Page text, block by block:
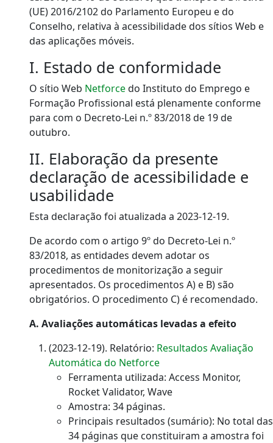
(UE) 2016/2102 do Parlamento Europeu e do
Conselho, relativa à acessibilidade dos sítios Web e
das aplicações móveis.
I. Estado de conformidade
O sítio Web Netforcedo Instituto do Emprego e
Formação Profissional está plenamente conforme
para com o Decreto-Lei n.º 83/2018 de 19 de
outubro.
II. Elaboração da presente
declaração de acessibilidade e
usabilidade
Esta declaração foi atualizada a 2023-12-19.
De acordo com o artigo 9º do Decreto-Lei n.º
83/2018, as entidades devem adotar os
procedimentos de monitorização a seguir
apresentados. Os procedimentos A) e B) são
obrigatórios. O procedimento C) é recomendado.
A. Avaliações automáticas levadas a efeito
(2023-12-19). Relatório: Resultados Avaliação
Automática do Netforce
Ferramenta utilizada: Access Monitor,
Rocket Validator, Wave
Amostra: 34 páginas.
Principais resultados (sumário): No total das
34 páginas que constituiram a amostra foi